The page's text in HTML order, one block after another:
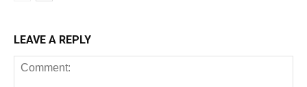
LEAVE A REPLY